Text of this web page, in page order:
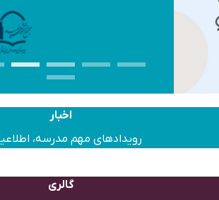
اخبار
رویدادهای مهم مدرسه، اطلاعیه ها
گالری